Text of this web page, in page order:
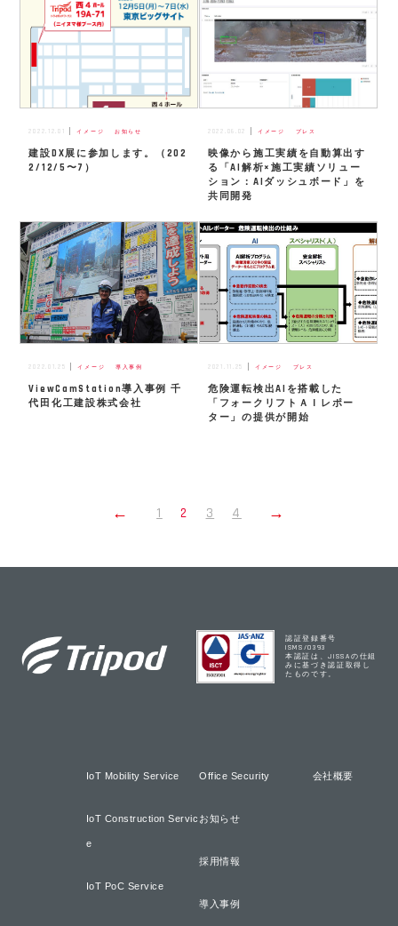
2022.12.01 イメージ お知らせ
建設DX展に参加します。（202
2/12/5〜7）
2022.06.02 イメージ プレス
映像から施⼯実績を⾃動算出す
る「AI解析×施⼯実績ソリュー
ション：AIダッシュボード」を
共同開発
2022.01.25 イメージ 導入事例
ViewCamStation導入事例 千
代田化工建設株式会社
2021.11.25 イメージ プレス
危険運転検出AIを搭載した
「フォークリフトＡＩレポー
ター」の提供が開始
←
り
1 2 3 4 →
認証登録番号
ISMS/0393
本認証は、JISSAの仕組
みに基づき認証取得し
たものです。
IoT Mobility Service
IoT Construction Servic
e
IoT PoC Service
Office Security
お知らせ
採用情報
導入事例
会社概要